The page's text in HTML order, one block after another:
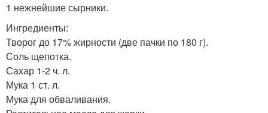
1 нежнейшие сырники.
Ингредиенты:
Творог до 17% жирности (две пачки по 180 г).
Соль щепотка.
Сахар 1-2 ч. л.
Мука 1 ст. л.
Мука для обваливания.